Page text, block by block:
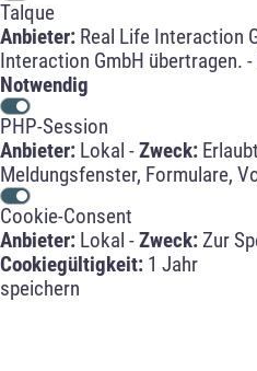
Talque
Anbieter: Real Life Interaction
Interaction GmbH übertragen. -
Notwendig
PHP-Session
Anbieter: Lokal -Zweck:
Meldungsfenster, Formulare,
Cookie-Consent
Anbieter: Lokal -Zweck:Zur
Cookiegültigkeit: 1 Jahr
speichern